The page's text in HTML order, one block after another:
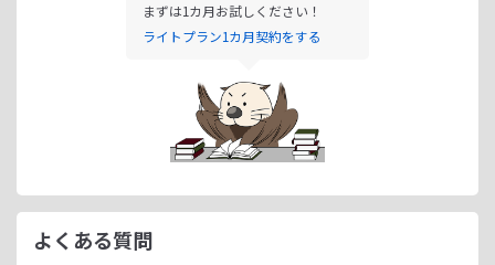
まずは1カ月お試しください！
ライトプラン1カ月契約をする
よくある質問